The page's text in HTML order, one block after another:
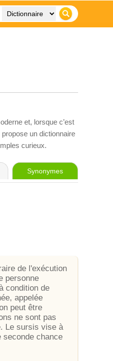
et, lorsque c’est
un dictionnaire
curieux.
Synonymes
de l'exécution
personne
condition de
appelée
peut être
ne sont pas
Le sursis vise à
chance